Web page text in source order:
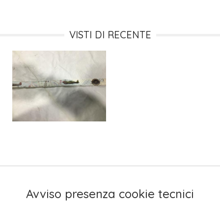
VISTI DI RECENTE
Avviso presenza cookie tecnici